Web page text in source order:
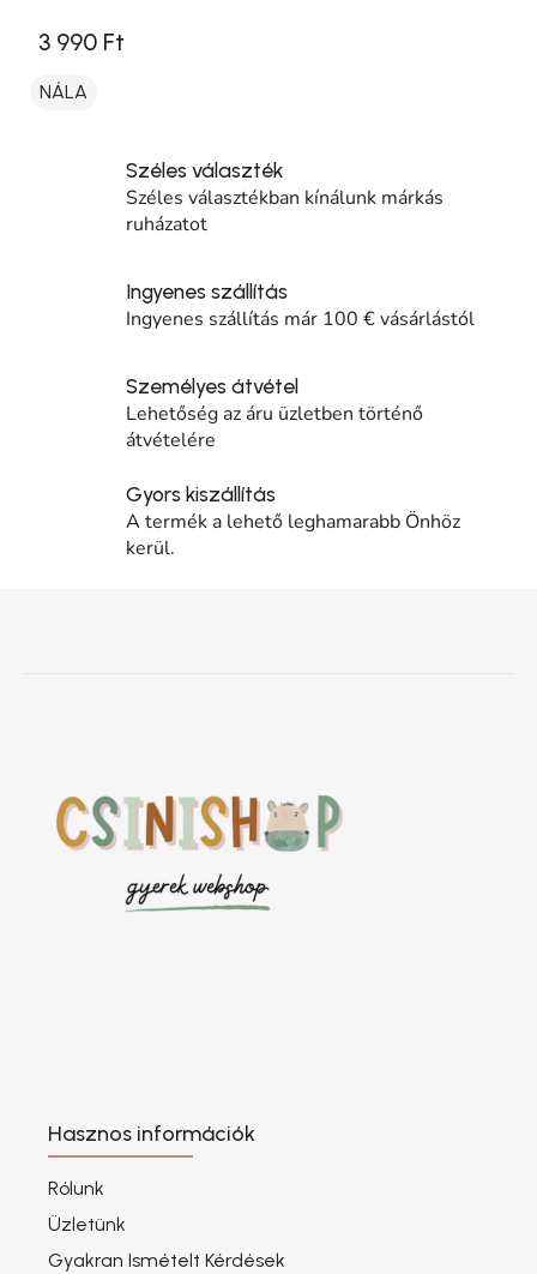
3 990 Ft
NÁLA
Széles választék
Széles választékban kínálunk márkás
ruházatot
Ingyenes szállítás
Ingyenes szállítás már 100 € vásárlástól
Személyes átvétel
Lehetőség az áru üzletben történő
átvételére
Gyors kiszállítás
A termék a lehető leghamarabb Önhöz
kerül.
Hasznos információk
Rólunk
Üzletünk
Gyakran Ismételt Kérdések